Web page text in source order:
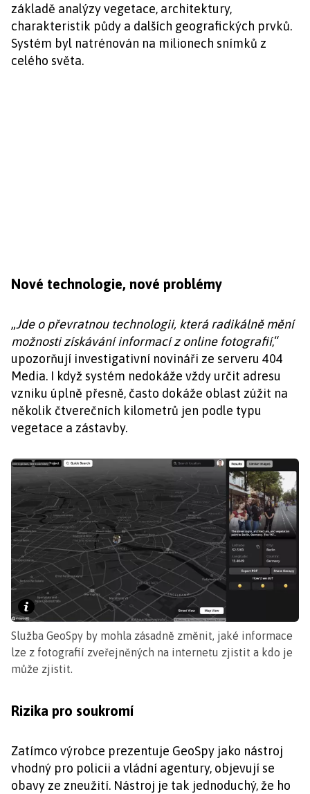
základě analýzy vegetace, architektury,
charakteristik půdy a dalších geografických prvků.
Systém byl natrénován na milionech snímků z
celého světa.
Nové technologie, nové problémy
„Jde o převratnou technologii, která radikálně mění
možnosti získávání informací z online fotografií,“
upozorňují investigativní novináři ze serveru 404
Media. I když systém nedokáže vždy určit adresu
vzniku úplně přesně, často dokáže oblast zúžit na
několik čtverečních kilometrů jen podle typu
vegetace a zástavby.
Služba GeoSpy by mohla zásadně změnit, jaké informace
lze z fotografií zveřejněných na internetu zjistit a kdo je
může zjistit.
Rizika pro soukromí
Zatímco výrobce prezentuje GeoSpy jako nástroj
vhodný pro policii a vládní agentury, objevují se
obavy ze zneužití. Nástroj je tak jednoduchý, že ho